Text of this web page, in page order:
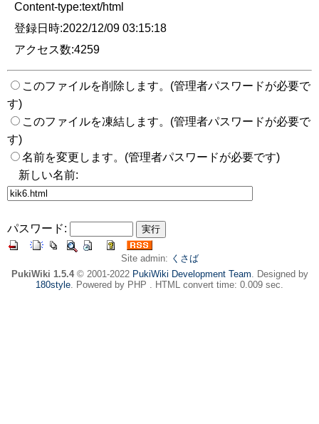
Content-type:text/html
登録日時:2022/12/09 03:15:18
アクセス数:4259
このファイルを削除します。(管理者パスワードが必要で
す)
このファイルを凍結します。(管理者パスワードが必要で
す)
名前を変更します。(管理者パスワードが必要です)
新しい名前:
パスワード:
Site admin: くさば
PukiWiki 1.5.4© 2001-2022 PukiWiki Development Team. Designed by
180style. Powered by PHP . HTML convert time: 0.009 sec.